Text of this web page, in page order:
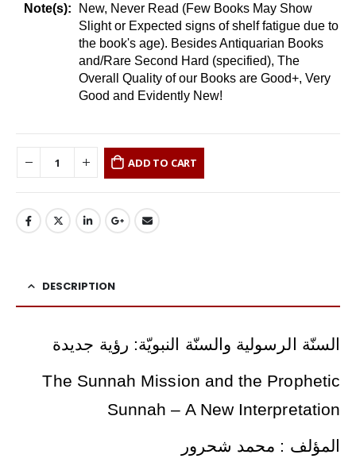
Note(s):
New, Never Read (Few Books May Show
Slight or Expected signs of shelf fatigue due to
the book's age). Besides Antiquarian Books
and/Rare Second Hard (specified), The
Overall Quality of our Books are Good+, Very
Good and Evidently New!
ADD TO CART
DESCRIPTION
السنّة الرسولية والسنّة النبويّة: رؤية جديدة
The Sunnah Mission and the Prophetic
Sunnah – A New Interpretation
المؤلف : محمد شحرور